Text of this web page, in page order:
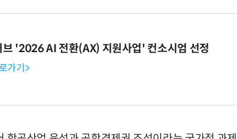
브 '2026 AI 전환(AX) 지원사업' 컨소시엄 선정
가기>